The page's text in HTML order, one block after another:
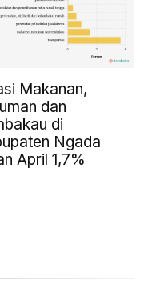
Makanan,
dan
di
Ngada
April 1,7%